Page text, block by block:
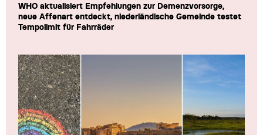
WHO aktualisiert Empfehlungen zur Demenzvorsorge,
neue Affenart entdeckt, niederländische Gemeinde testet
Tempolimit für Fahrräder